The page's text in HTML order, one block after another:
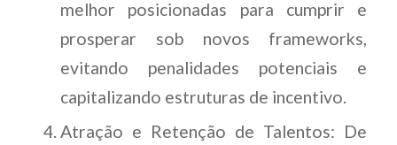
melhor posicionadas para cumprir e
prosperar sob novos frameworks,
evitando penalidades potenciais e
capitalizando estruturas de incentivo.
Atração e Retenção de Talentos: De